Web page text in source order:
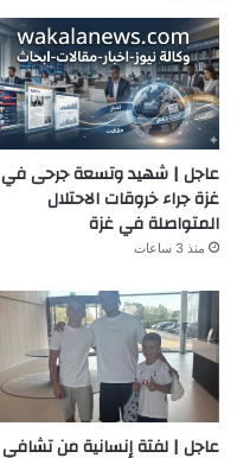
عاجل | شهيد وتسعة جرحى في
غزة جراء خروقات الاحتلال
المتواصلة في غزة
منذ 3 ساعات
عاجل | لفتة إنسانية من تشافي